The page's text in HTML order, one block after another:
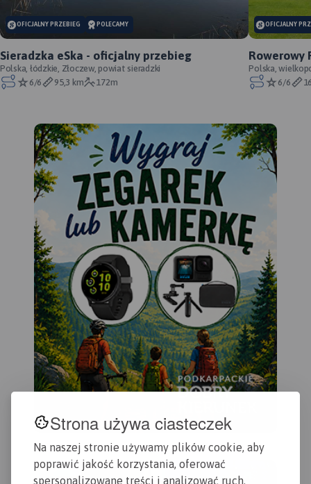
Strona używa ciasteczek
Na naszej stronie używamy plików cookie, aby
poprawić jakość korzystania, oferować
spersonalizowane treści i analizować ruch.
OFICJALNY PRZEBIEG POLECAMY
Sieradzka eSka - oficjalny przebieg
Polska, łódzkie, Złoczew, powiat sieradzki
6/6
95,3 km 172m
OFICJALNY
Rowerowy
oficjalny
Polska,
6/6